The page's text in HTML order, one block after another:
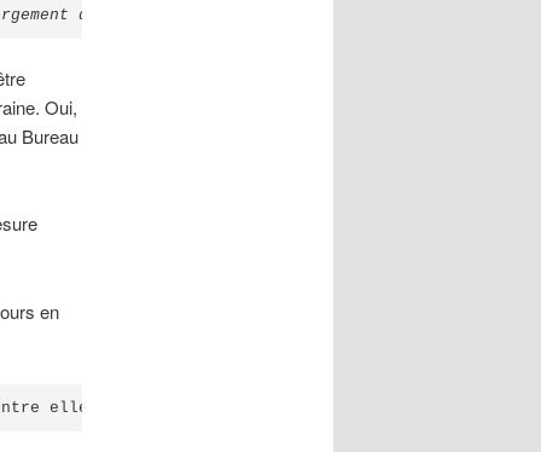
détesté»
Oui,
Bureau
en
elles est QUE LES GENS NE DEVRAIENT PAS